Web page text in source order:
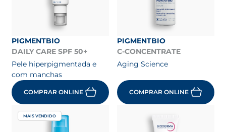
PIGMENTBIO
DAILY CARE SPF 50+
Pele hiperpigmentada e
com manchas
COMPRAR ONLINE
PIGMENTBIO
C-CONCENTRATE
Aging Science
COMPRAR ONLINE
MAIS VENDIDO